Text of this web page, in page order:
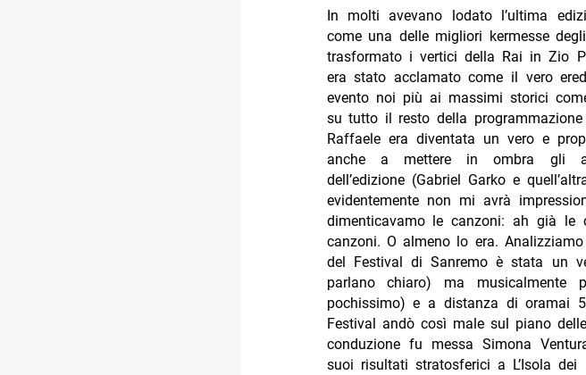
In molti avevano lodato l’ultima
come una delle migliori kermesse
trasformato i vertici della Rai in Zio
era stato acclamato come il vero
evento noi più ai massimi storici
su tutto il resto della
Raffaele era diventata un vero e
anche a mettere in ombra gli
dell’edizione (Gabriel Garko e
evidentemente non mi avrà
dimenticavamo le canzoni: ah già le
canzoni. O almeno lo era.
del Festival di Sanremo è stata un
parlano chiaro) ma
pochissimo) e a distanza di oramai
Festival andò così male sul piano
conduzione fu messa Simona
suoi risultati stratosferici a L’Isola